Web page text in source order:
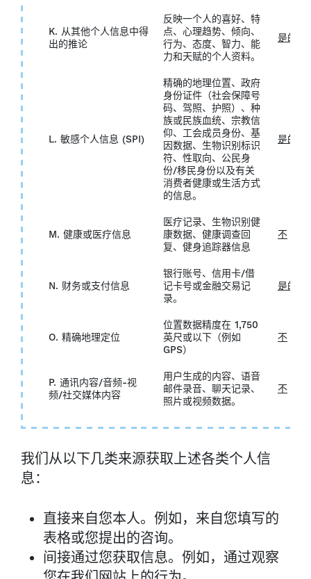
K. 从其他个人信息中得
出的推论
反映一个人的喜好、特
点、心理趋势、倾向、
行为、态度、智力、能
力和天赋的个人资料。
是的
L. 敏感个人信息 (SPI)
精确的地理位置、政府
身份证件（社会保障号
码、驾照、护照）、种
族或民族血统、宗教信
仰、工会成员身份、基
因数据、生物识别标识
符、性取向、公民身
份/移民身份以及有关
消费者健康或生活方式
的信息。
是的
M. 健康或医疗信息
医疗记录、生物识别健
康数据、健康调查回
复、健身追踪器信息
不
N. 财务或支付信息
银行账号、信用卡/借
记卡号或金融交易记
录。
是的
O. 精确地理定位
位置数据精度在 1,750
英尺或以下（例如
GPS）
不
P. 通讯内容/音频-视
频/社交媒体内容
用户生成的内容、语音
邮件录音、聊天记录、
照片或视频数据。
不
我们从以下几类来源获取上述各类个人信
息：
直接来自您本人。例如，来自您填写的
表格或您提出的咨询。
间接通过您获取信息。例如，通过观察